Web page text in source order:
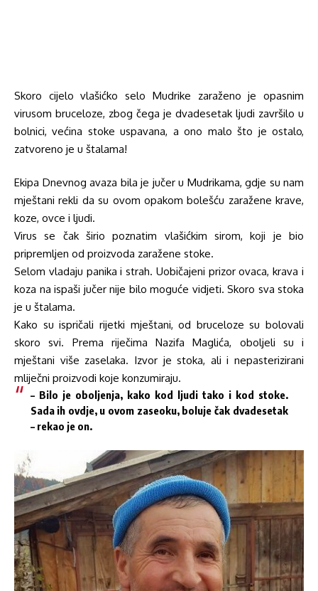
Skoro cijelo vlašićko selo Mudrike zaraženo je opasnim
virusom bruceloze, zbog čega je dvadesetak ljudi završilo u
bolnici, većina stoke uspavana, a ono malo što je ostalo,
zatvoreno je u štalama!
Ekipa Dnevnog avaza bila je jučer u Mudrikama, gdje su nam
mještani rekli da su ovom opakom bolešću zaražene krave,
koze, ovce i ljudi.
Virus se čak širio poznatim vlašićkim sirom, koji je bio
pripremljen od proizvoda zaražene stoke.
Selom vladaju panika i strah. Uobičajeni prizor ovaca, krava i
koza na ispaši jučer nije bilo moguće vidjeti. Skoro sva stoka
je u štalama.
Kako su ispričali rijetki mještani, od bruceloze su bolovali
skoro svi. Prema riječima Nazifa Maglića, oboljeli su i
mještani više zaselaka. Izvor je stoka, ali i nepasterizirani
mliječni proizvodi koje konzumiraju.
– Bilo je oboljenja, kako kod ljudi tako i kod stoke.
Sada ih ovdje, u ovom zaseoku, boluje čak dvadesetak
– rekao je on.